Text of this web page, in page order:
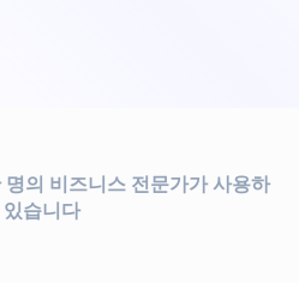
명의 비즈니스 전문가가 사용하
있습니다